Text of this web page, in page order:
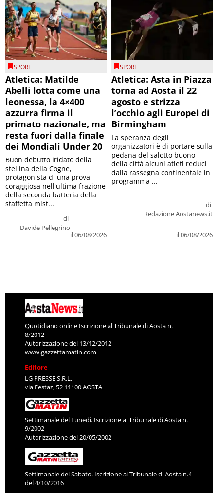
SPORT
Atletica: Matilde
Abelli lotta come una
leonessa, la 4×400
azzurra firma il
primato nazionale, ma
resta fuori dalla finale
dei Mondiali Under 20
di
Davide Pellegrino
il 06/08/2026
Buon debutto iridato della
stellina della Cogne,
protagonista di una prova
coraggiosa nell'ultima frazione
della seconda batteria della
staffetta mist...
SPORT
Atletica: Asta in Piazza
torna ad Aosta il 22
agosto e strizza
l’occhio agli Europei di
Birmingham
di
Redazione Aostanews.it
il 06/08/2026
La speranza degli
organizzatori è di portare sulla
pedana del salotto buono
della città alcuni atleti reduci
dalla rassegna continentale in
programma ...
Quotidiano online Iscrizione al Tribunale di Aosta n.
8/2012
Autorizzazione del 13/12/2012
www.gazzettamatin.com
Editore
LG PRESSE S.R.L.
via Festaz, 52 11100 AOSTA
Settimanale del Lunedì. Iscrizione al Tribunale di Aosta n.
9/2002
Autorizzazione del 20/05/2002
Settimanale del Sabato. Iscrizione al Tribunale di Aosta n.4
del 4/10/2016